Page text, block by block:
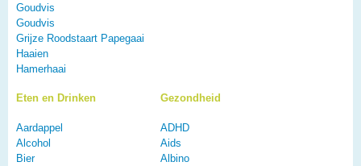
Goudvis
Goudvis
Grijze Roodstaart Papegaai
Haaien
Hamerhaai
Eten en Drinken
Aardappel
Alcohol
Bier
Gezondheid
ADHD
Aids
Albino